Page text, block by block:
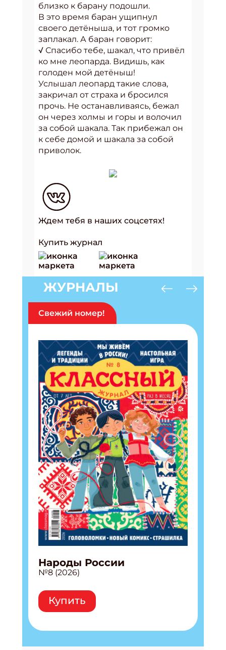
близко к барану подошли.
В это время баран ущипнул
своего детёныша, и тот громко
заплакал. А баран говорит:
√ Спасибо тебе, шакал, что привёл
ко мне леопарда. Видишь, как
голоден мой детёныш!
Услышал леопард такие слова,
закричал от страха и бросился
прочь. Не останавливаясь, бежал
он через холмы и горы и волочил
за собой шакала. Так прибежал он
к себе домой и шакала за собой
приволок.
Ждем тебя в наших соцсетях!
Купить журнал
ЖУРНАЛЫ
Свежий номер!
Народы России
№8 (2026)
Купить